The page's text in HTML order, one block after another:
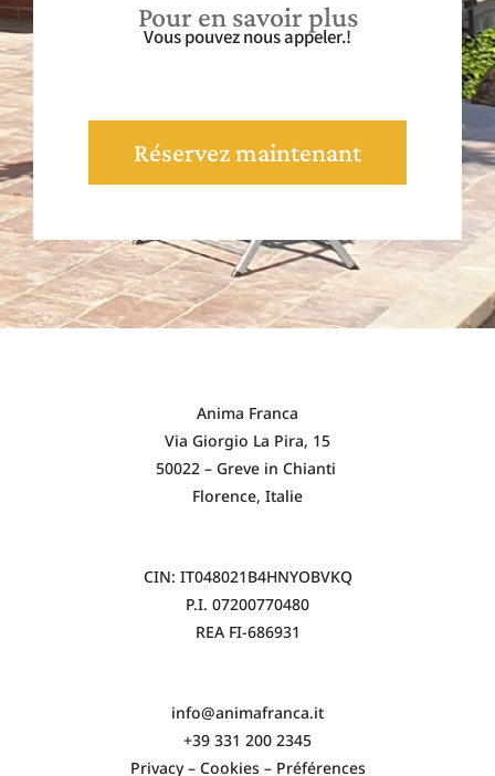
Pour en savoir plus
Vous pouvez nous appeler.!
Réservez maintenant
Anima Franca
Via Giorgio La Pira, 15
50022 – Greve in Chianti
Florence, Italie
CIN: IT048021B4HNYOBVKQ
P.I. 07200770480
REA FI-686931
info@animafranca.it
+39 331 200 2345
Privacy– Cookies– Préférences